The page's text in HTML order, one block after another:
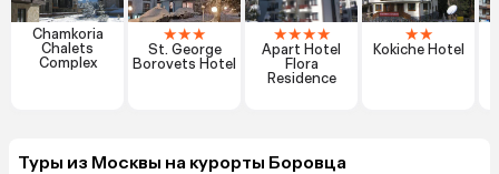
Chamkoria
Chalets
Complex
★★★
St. George
Borovets Hotel
★★★★
Apart Hotel
Flora
Residence
★★
Kokiche Hotel
Туры из Москвы на курорты Боровца